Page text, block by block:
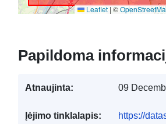
Leaflet|©
Papildoma
Atnaujinta: 09
Įėjimo tinklalapis:
https://